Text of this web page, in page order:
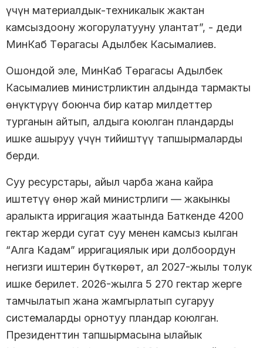
үчүн материалдык-техникалык жактан
камсыздоону жогорулатууну улантат”, - деди
МинКаб Төрагасы Адылбек Касымалиев.
Ошондой эле, МинКаб Төрагасы Адылбек
Касымалиев министрликтин алдында тармакты
өнүктүрүү боюнча бир катар милдеттер
турганын айтып, алдыга коюлган пландарды
ишке ашыруу үчүн тийиштүү тапшырмаларды
берди.
Суу ресурстары, айыл чарба жана кайра
иштетүү өнөр жай министрлиги — жакынкы
аралыкта ирригация жаатында Баткенде 4200
гектар жерди сугат суу менен камсыз кылган
“Алга Кадам” ирригациялык ири долбоордун
негизги иштерин бүткөрөт, ал 2027-жылы толук
ишке берилет. 2026-жылга 5 270 гектар жерге
тамчылатып жана жамгырлатып сугаруу
системаларды орнотуу пландар коюлган.
Президенттин тапшырмасына ылайык